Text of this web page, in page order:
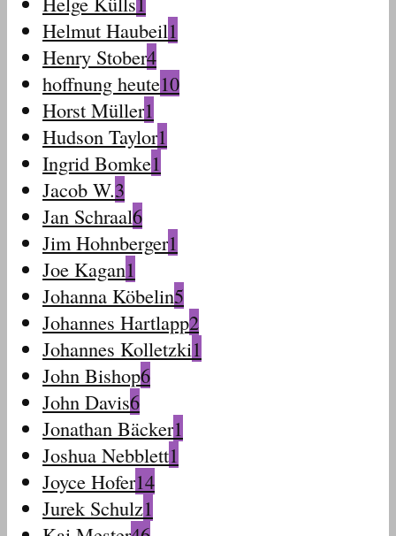
Helmut Haubeil1
Henry Stober4
hoffnung heute10
Horst Müller1
Hudson Taylor1
Ingrid Bomke1
Jacob W.3
Jan Schraal6
Jim Hohnberger1
Joe Kagan1
Johanna Köbelin5
Johannes Hartlapp2
Johannes Kolletzki1
John Bishop6
John Davis6
Jonathan Bäcker1
Joshua Nebblett1
Joyce Hofer14
Jurek Schulz1